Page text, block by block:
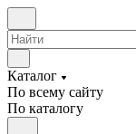
Каталог
По всему сайту
По каталогу